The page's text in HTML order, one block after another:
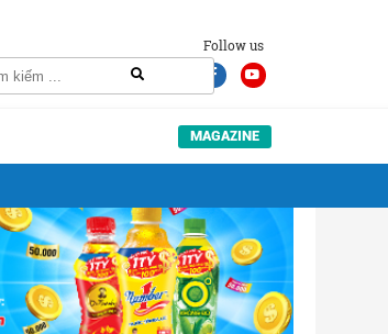
Follow us
MAGAZINE